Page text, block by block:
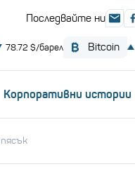
Корпоративни истории